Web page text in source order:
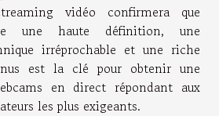
vidéo confirmera que
une haute définition, une
irréprochable et une riche
est la clé pour obtenir une
en direct répondant aux
les plus exigeants.